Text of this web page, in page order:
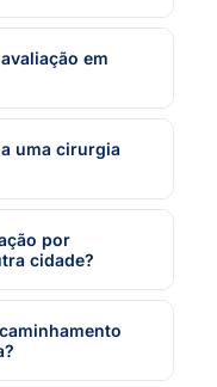
em
uma cirurgia
por
cidade?